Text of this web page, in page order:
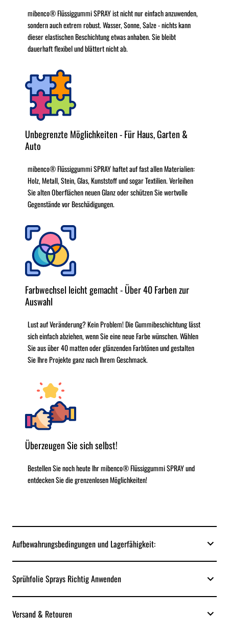
mibenco® Flüssiggummi SPRAY ist nicht nur einfach anzuwenden,
sondern auch extrem robust. Wasser, Sonne, Salze - nichts kann
dieser elastischen Beschichtung etwas anhaben. Sie bleibt
dauerhaft flexibel und blättert nicht ab.
Unbegrenzte Möglichkeiten - Für Haus, Garten &
Auto
mibenco® Flüssiggummi SPRAY haftet auf fast allen Materialien:
Holz, Metall, Stein, Glas, Kunststoff und sogar Textilien. Verleihen
Sie alten Oberflächen neuen Glanz oder schützen Sie wertvolle
Gegenstände vor Beschädigungen.
Farbwechsel leicht gemacht - Über 40 Farben zur
Auswahl
Lust auf Veränderung? Kein Problem! Die Gummibeschichtung lässt
sich einfach abziehen, wenn Sie eine neue Farbe wünschen. Wählen
Sie aus über 40 matten oder glänzenden Farbtönen und gestalten
Sie Ihre Projekte ganz nach Ihrem Geschmack.
Überzeugen Sie sich selbst!
Bestellen Sie noch heute Ihr mibenco® Flüssiggummi SPRAY und
entdecken Sie die grenzenlosen Möglichkeiten!
Aufbewahrungsbedingungen und Lagerfähigkeit:
Sprühfolie Sprays Richtig Anwenden
Versand & Retouren